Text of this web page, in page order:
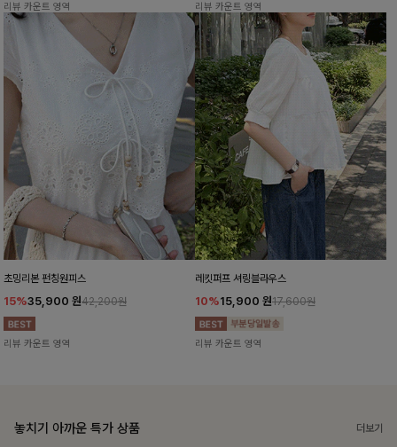
리뷰 카운트 영역 리뷰 카운트 영역
초밍리본 펀칭원피스
15%35,900 원42,200원
리뷰 카운트 영역
레킷퍼프 셔링블라우스
10%15,900 원17,600원
리뷰 카운트 영역
놓치기 아까운 특가 상품 더보기